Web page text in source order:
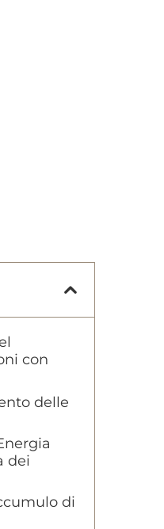
con
delle
dei
di